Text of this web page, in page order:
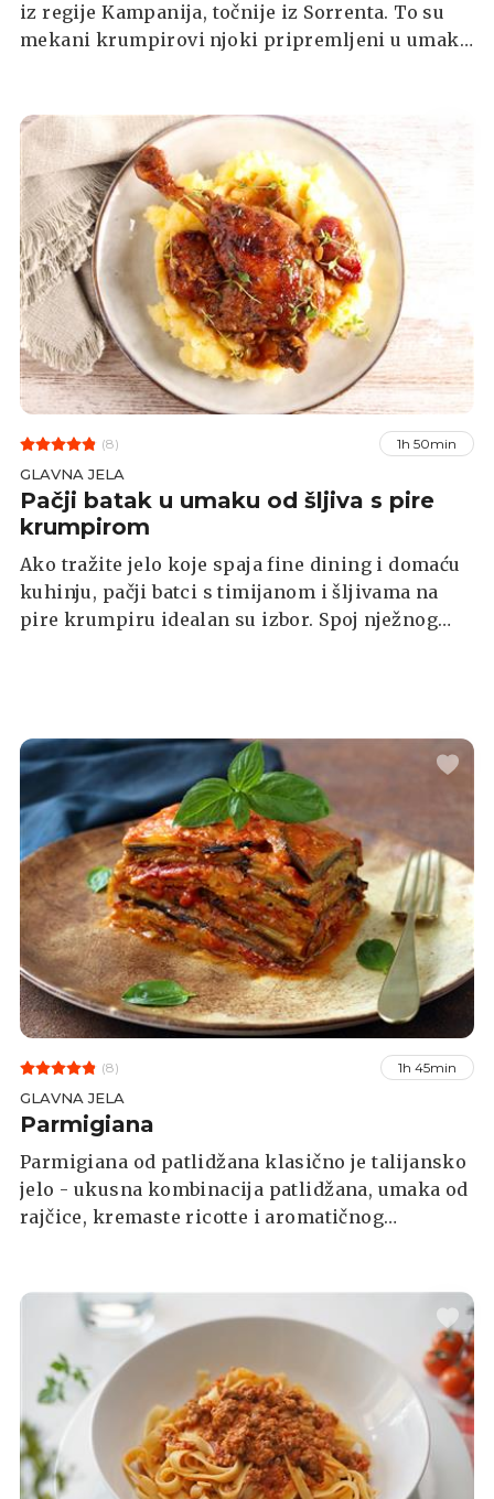
iz regije Kampanija, točnije iz Sorrenta. To su
mekani krumpirovi njoki pripremljeni u umaku
ukusno, i jedno je od onih koje osvajaju
toplinom i aromama juga Italije.
(8) 1h 50min
GLAVNA JELA
Pačji batak u umaku od šljiva s pire
krumpirom
Ako tražite jelo koje spaja fine dining i domaću
kuhinju, pačji batci s timijanom i šljivama na
pire krumpiru idealan su izbor. Spoj nježnog
(8) 1h 45min
GLAVNA JELA
Parmigiana
Parmigiana od patlidžana klasično je talijansko
jelo - ukusna kombinacija patlidžana, umaka od
rajčice, kremaste ricotte i aromatičnog
jelo ili prilog uz bilo koju vrstu mesa ili ribe.